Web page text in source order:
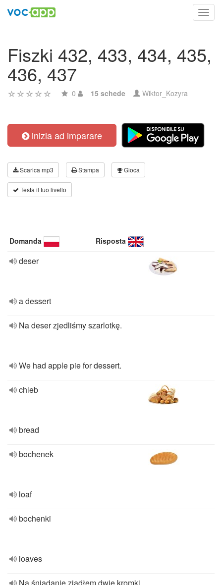
Fiszki 432, 433, 434, 435,
436, 437
0 15 schede Wiktor_Kozyra
inizia ad imparare
Scarica mp3 Stampa Gioca
Testa il tuo livello
Domanda Risposta
deser
a dessert
Na deser zjedliśmy szarlotkę.
We had apple pie for dessert.
chleb
bread
bochenek
loaf
bochenki
loaves